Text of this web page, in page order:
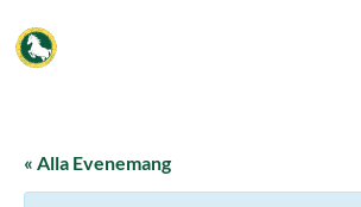
« Alla Evenemang